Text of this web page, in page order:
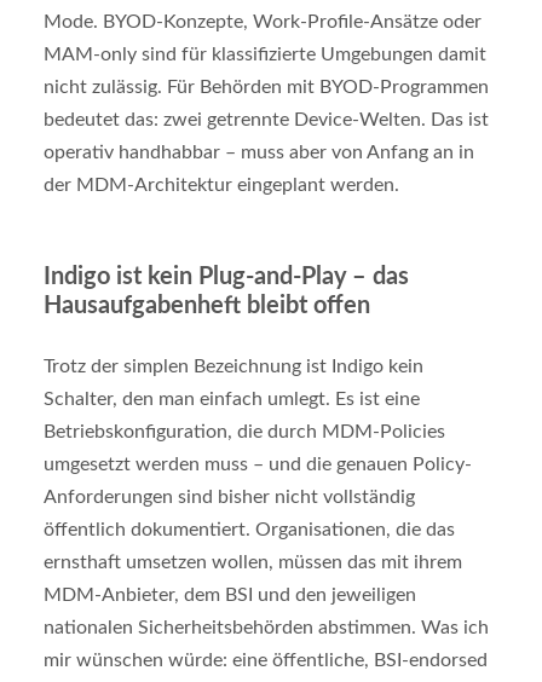
Mode. BYOD-Konzepte, Work-Profile-Ansätze oder
MAM-only sind für klassifizierte Umgebungen damit
nicht zulässig. Für Behörden mit BYOD-Programmen
bedeutet das: zwei getrennte Device-Welten. Das ist
operativ handhabbar – muss aber von Anfang an in
der MDM-Architektur eingeplant werden.
Indigo ist kein Plug-and-Play – das
Hausaufgabenheft bleibt offen
Trotz der simplen Bezeichnung ist Indigo kein
Schalter, den man einfach umlegt. Es ist eine
Betriebskonfiguration, die durch MDM-Policies
umgesetzt werden muss – und die genauen Policy-
Anforderungen sind bisher nicht vollständig
öffentlich dokumentiert. Organisationen, die das
ernsthaft umsetzen wollen, müssen das mit ihrem
MDM-Anbieter, dem BSI und den jeweiligen
nationalen Sicherheitsbehörden abstimmen. Was ich
mir wünschen würde: eine öffentliche, BSI-endorsed